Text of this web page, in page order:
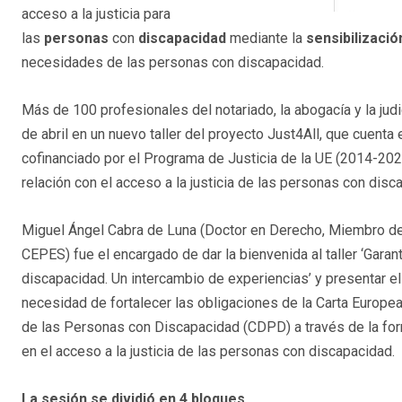
acceso a la justicia para
las personas con discapacidad mediante la
necesidades de las personas con discapacidad.
Más de 100 profesionales del notariado, la abogacía y la
de abril en un nuevo taller del proyecto Just4All, que
cofinanciado por el Programa de Justicia de la UE (2014-
relación con el acceso a la justicia de las personas con
Miguel Ángel Cabra de Luna (Doctor en Derecho, Miembro
CEPES) fue el encargado de dar la bienvenida al taller
discapacidad. Un intercambio de experiencias’ y presentar
necesidad de fortalecer las obligaciones de la Carta
de las Personas con Discapacidad (CDPD) a través de la
en el acceso a la justicia de las personas con discapacidad.